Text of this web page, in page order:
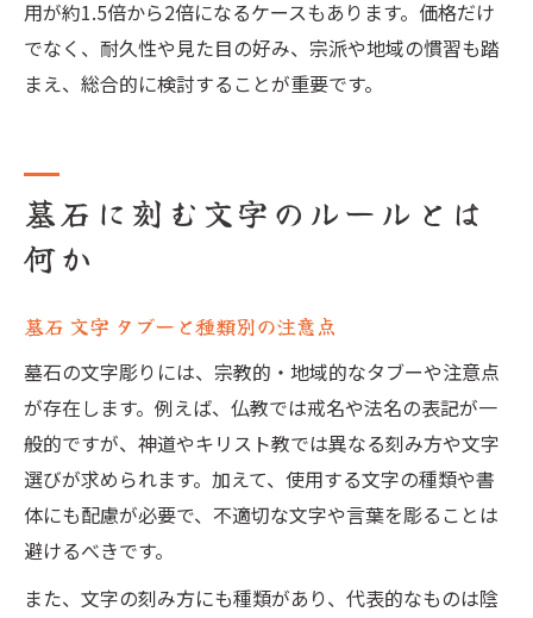
用が約1.5倍から2倍になるケースもあります。価格だけ
でなく、耐久性や見た目の好み、宗派や地域の慣習も踏
まえ、総合的に検討することが重要です。
墓石に刻む文字のルールとは
何か
墓石 文字 タブーと種類別の注意点
墓石の文字彫りには、宗教的・地域的なタブーや注意点
が存在します。例えば、仏教では戒名や法名の表記が一
般的ですが、神道やキリスト教では異なる刻み方や文字
選びが求められます。加えて、使用する文字の種類や書
体にも配慮が必要で、不適切な文字や言葉を彫ることは
避けるべきです。
また、文字の刻み方にも種類があり、代表的なものは陰